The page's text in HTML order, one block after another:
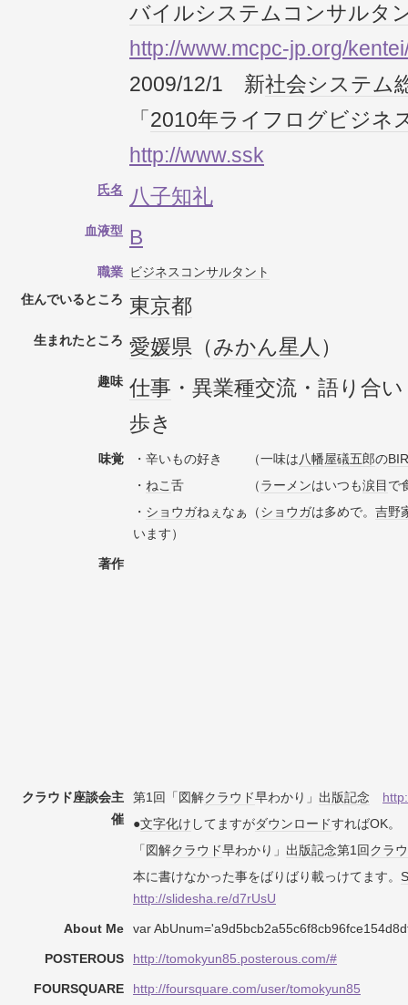
バイルシステムコンサルタ
http://www.mcpc-jp.org/
2009/12/1 新社会システム
「 2010年ライフログビジネ
http://www.ssk
氏名 八子知礼
血液型 B
職業 ビジネス コンサルタント
住んでいるところ 東京都
生まれたところ 愛媛県 （みかん星人 ）
趣味 仕事 ・異業種交流・語り合
歩き
味覚 ・辛いもの好き （一味は八幡屋礒五郎の
・ ねこ舌 （ラーメンはいつも涙目 で
・ ショウガねぇなぁ（ショウガは多めで。 吉野
います）
著作
クラウド座談会主
催
第1回「図解クラウド早わかり」 出版記念
●文字化け してますがダウンロードすればOK。
「図解クラウド早わかり」 出版記念第1回クラ
本に書けなかった事をばりばり載っけてます。
http://slidesha.re/d7rUsU
About Me var
POSTEROUS http://tomokyun85.posterous.com/#
FOURSQUARE http://foursquare.com/user/tomokyun85